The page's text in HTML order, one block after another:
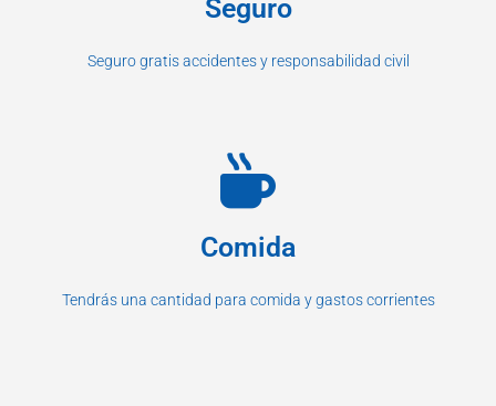
Seguro
Seguro gratis accidentes y responsabilidad civil
Comida
Tendrás una cantidad para comida y gastos corrientes